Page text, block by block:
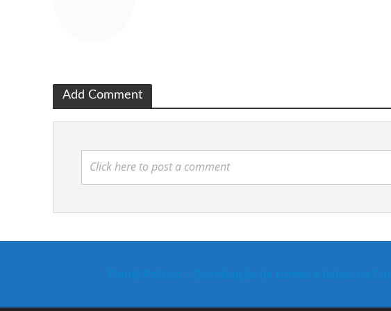
Add Comment
Click here to post a comment
Painél Politico – Distribuição de comes e bebes na